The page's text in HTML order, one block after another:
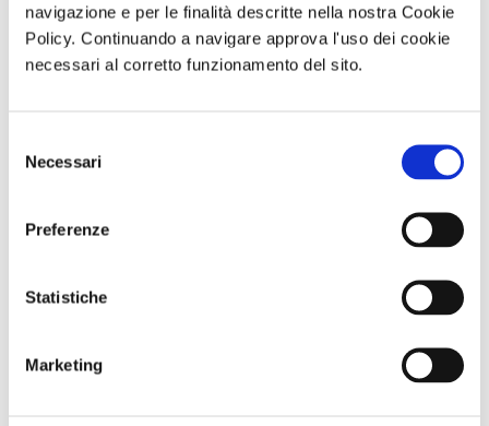
navigazione e per le finalità descritte nella nostra Cookie
Policy. Continuando a navigare approva l'uso dei cookie
necessari al corretto funzionamento del sito.
delNecessari
Preferenze
Statistiche
Marketing
Foto disalvatore galledaPixabay
di Redazione Cralt Magazine
attività correlate: